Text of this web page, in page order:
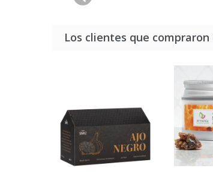
Los clientes que